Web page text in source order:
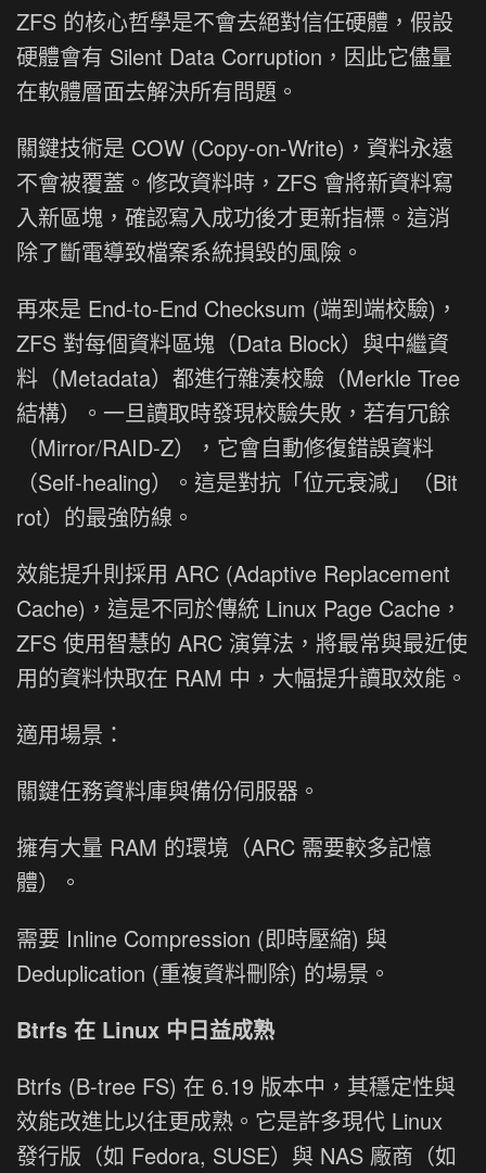
ZFS 的核心哲學是不會去絕對信任硬體，假設
硬體會有 Silent Data Corruption，因此它儘量
在軟體層面去解決所有問題。
關鍵技術是 COW (Copy-on-Write)，資料永遠
不會被覆蓋。修改資料時，ZFS 會將新資料寫
入新區塊，確認寫入成功後才更新指標。這消
除了斷電導致檔案系統損毀的風險。
再來是 End-to-End Checksum (端到端校驗)，
ZFS 對每個資料區塊（Data Block）與中繼資
料（Metadata）都進行雜湊校驗（Merkle Tree
結構）。一旦讀取時發現校驗失敗，若有冗餘
（Mirror/RAID-Z），它會自動修復錯誤資料
（Self-healing）。這是對抗「位元衰減」（Bit
rot）的最強防線。
效能提升則採用 ARC (Adaptive Replacement
Cache)，這是不同於傳統 Linux Page Cache，
ZFS 使用智慧的 ARC 演算法，將最常與最近使
用的資料快取在 RAM 中，大幅提升讀取效能。
適用場景：
關鍵任務資料庫與備份伺服器。
擁有大量 RAM 的環境（ARC 需要較多記憶
體）。
需要 Inline Compression (即時壓縮) 與
Deduplication (重複資料刪除) 的場景。
Btrfs 在 Linux 中日益成熟
Btrfs (B-tree FS) 在 6.19 版本中，其穩定性與
效能改進比以往更成熟。它是許多現代 Linux
發行版（如 Fedora, SUSE）與 NAS 廠商（如